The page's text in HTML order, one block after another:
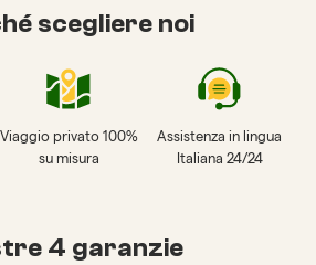
scegliere noi
Viaggio privato 100%
su misura
Assistenza in lingua
Italiana 24/24
4 garanzie